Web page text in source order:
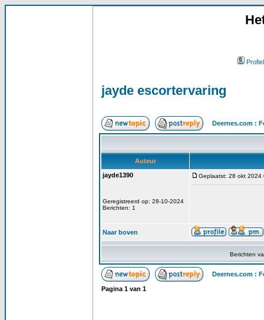
Profiel
jayde escortervaring
Deernes.com :
Auteur
jayde1390
Geregistreerd op: 28-10-2024
Berichten: 1
Geplaatst: 28 okt 2024
Naar boven
Berichten
Deernes.com :
Pagina 1 van 1